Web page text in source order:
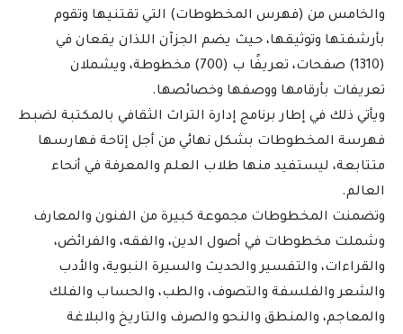
والخامس من (فهرس المخطوطات) التي تقتنيها وتقوم
بأرشفتها وتوثيقها، حيث يضم الجزآن اللذان يقعان في
(1310) صفحات، تعريفًا ب (700) مخطوطة، ويشملان
تعريفات بأرقامها ووصفها وخصائصها.
ويأتي ذلك في إطار برنامج إدارة التراث الثقافي بالمكتبة لضبط
فهرسة المخطوطات بشكل نهائي من أجل إتاحة فهارسها
متتابعة، ليستفيد منها طلاب العلم والمعرفة في أنحاء
العالم.
وتضمنت المخطوطات مجموعة كبيرة من الفنون والمعارف
وشملت مخطوطات في أصول الدين، والفقه، والفرائض،
والقراءات، والتفسير والحديث والسيرة النبوية، والأدب
والشعر والفلسفة والتصوف، والطب، والحساب والفلك
والمعاجم، والمنطق والنحو والصرف والتاريخ والبلاغة